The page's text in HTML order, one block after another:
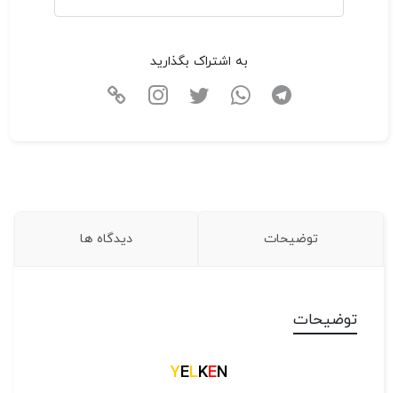
به اشتراک بگذارید
توضیحات دیدگاه ها
توضیحات
YELKEN